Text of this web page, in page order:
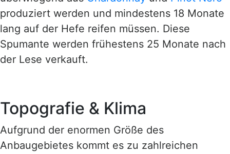
produziert werden und mindestens 18 Monate
lang auf der Hefe reifen müssen. Diese
Spumante werden frühestens 25 Monate nach
der Lese verkauft.
Topografie & Klima
Aufgrund der enormen Größe des
Anbaugebietes kommt es zu zahlreichen